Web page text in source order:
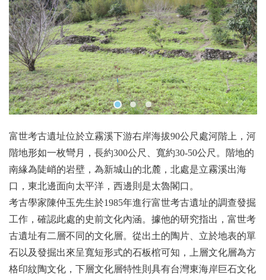
富世考古遺址位於立霧溪下游右岸海拔90公尺處河階上，河
階地形如一枚彎月，長約300公尺、寬約30-50公尺。階地的
南緣為陡峭的岩壁，為新城山的北麓，北處是立霧溪出海
口，東北邊面向太平洋，西邊則是太魯閣口。
考古學家陳仲玉先生於1985年進行富世考古遺址的調查發掘
工作，確認此處的史前文化內涵。據他的研究指出，富世考
古遺址有二層不同的文化層。從出土的陶片、立於地表的單
石以及發掘出來呈寬短形式的石板棺可知，上層文化層為方
格印紋陶文化，下層文化層特性則具有台灣東海岸巨石文化